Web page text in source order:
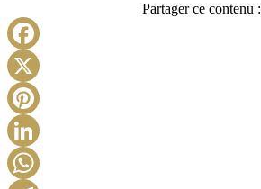
Partager ce contenu :